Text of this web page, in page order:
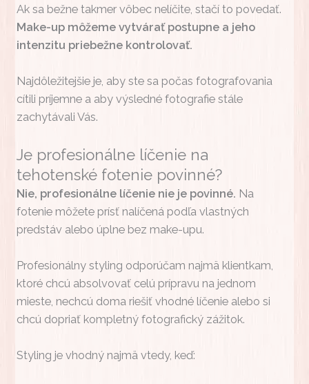
Ak sa bežne takmer vôbec nelíčite, stačí to povedať.
Make-up môžeme vytvárať postupne a jeho
intenzitu priebežne kontrolovať.
Najdôležitejšie je, aby ste sa počas fotografovania
cítili príjemne a aby výsledné fotografie stále
zachytávali Vás.
Je profesionálne líčenie na
tehotenské fotenie povinné?
Nie, profesionálne líčenie nie je povinné. Na
fotenie môžete prísť nalíčená podľa vlastných
predstáv alebo úplne bez make-upu.
Profesionálny styling odporúčam najmä klientkam,
ktoré chcú absolvovať celú prípravu na jednom
mieste, nechcú doma riešiť vhodné líčenie alebo si
chcú dopriať kompletný fotografický zážitok.
Styling je vhodný najmä vtedy, keď: